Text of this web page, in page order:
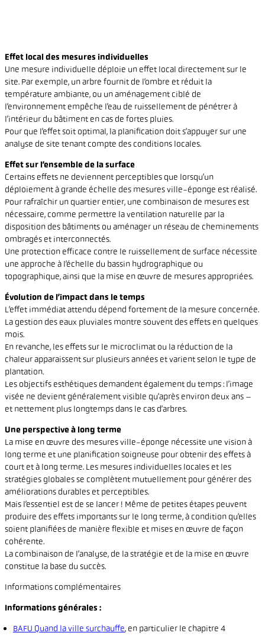
Effet local des mesures individuelles
Une mesure individuelle déploie un effet local directement sur le
site. Par exemple, un arbre fournit de l’ombre et réduit la
température ambiante, ou un aménagement ciblé de
l’environnement empêche l’eau de ruissellement de pénétrer à
l’intérieur du bâtiment en cas de fortes pluies.
Pour que l’effet soit optimal, la planification doit s’appuyer sur une
analyse de site tenant compte des conditions locales.
Effet sur l’ensemble de la surface
Certains effets ne deviennent perceptibles que lorsqu’un
déploiement à grande échelle des mesures ville-éponge est réalisé.
Pour rafraîchir un quartier entier, une combinaison de mesures est
nécessaire, comme permettre la ventilation naturelle par la
disposition des bâtiments ou aménager un réseau de cheminements
ombragés et interconnectés.
Une protection efficace contre le ruissellement de surface nécessite
une approche à l’échelle du bassin hydrographique ou
topographique, ainsi que la mise en œuvre de mesures appropriées.
Évolution de l’impact dans le temps
L’effet immédiat attendu dépend fortement de la mesure concernée.
La gestion des eaux pluviales montre souvent des effets en quelques
mois.
En revanche, les effets sur le microclimat ou la réduction de la
chaleur apparaissent sur plusieurs années et varient selon le type de
plantation.
Les objectifs esthétiques demandent également du temps : l’image
visée ne devient généralement visible qu’après environ deux ans –
et nettement plus longtemps dans le cas d’arbres.
Une perspective à long terme
La mise en œuvre des mesures ville-éponge nécessite une vision à
long terme et une planification soigneuse pour obtenir des effets à
court et à long terme. Les mesures individuelles locales et les
stratégies globales se complètent mutuellement pour générer des
améliorations durables et perceptibles.
Mais l’essentiel est de se lancer ! Même de petites étapes peuvent
produire des effets importants sur le long terme, à condition qu’elles
soient planifiées de manière flexible et mises en œuvre de façon
cohérente.
La combinaison de l’analyse, de la stratégie et de la mise en œuvre
constitue la base du succès.
Informations complémentaires
Informations générales :
BAFU Quand la ville surchauffe, en particulier le chapitre 4